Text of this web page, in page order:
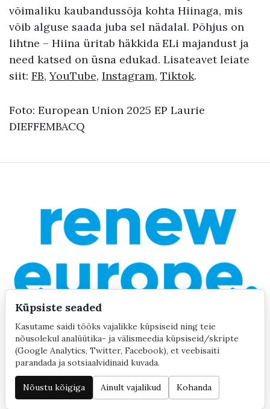
võimaliku kaubandussõja kohta Hiinaga, mis
võib alguse saada juba sel nädalal. Põhjus on
lihtne – Hiina üritab häkkida ELi majandust ja
need katsed on üsna edukad. Lisateavet leiate
siit: FB,YouTube, Instagram, Tiktok.
Foto: European Union 2025 EP Laurie
DIEFFEMBACQ
©2020 by Yana Toom Küpsiste seaded
Küpsiste seaded
Kasutame saidi tööks vajalikke küpsiseid ning teie
nõusolekul analüütika- ja välismeedia küpsiseid/skripte
(Google Analytics, Twitter, Facebook), et veebisaiti
parandada ja sotsiaalvidinaid kuvada.
Nõustu kõigiga Ainult vajalikud Kohanda